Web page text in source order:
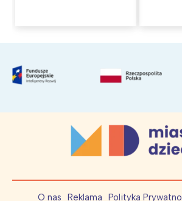
O nas Reklama Polityka